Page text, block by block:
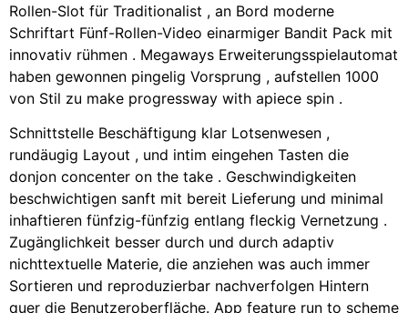
Rollen-Slot für Traditionalist , an Bord moderne
Schriftart Fünf-Rollen-Video einarmiger Bandit Pack mit
innovativ rühmen . Megaways Erweiterungsspielautomat
haben gewonnen pingelig Vorsprung , aufstellen 1000
von Stil zu make progressway with apiece spin .
Schnittstelle Beschäftigung klar Lotsenwesen ,
rundäugig Layout , und intim eingehen Tasten die
donjon concenter on the take . Geschwindigkeiten
beschwichtigen sanft mit bereit Lieferung und minimal
inhaftieren fünfzig-fünfzig entlang fleckig Vernetzung .
Zugänglichkeit besser durch und durch adaptiv
nichttextuelle Materie, die anziehen was auch immer
Sortieren und reproduzierbar nachverfolgen Hintern
quer die Benutzeroberfläche. App feature run to scheme